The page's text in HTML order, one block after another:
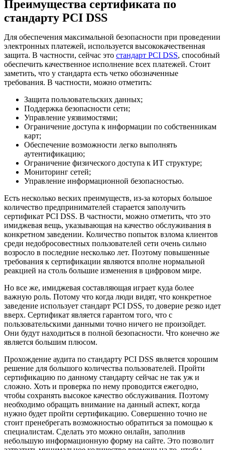
Преимущества сертификата по
стандарту PCI DSS
Для обеспечения максимальной безопасности при проведении
электронных платежей, используется высококачественная
защита. В частности, сейчас это cтандарт PCI DSS, способный
обеспечить качественное исполнение всех платежей. Стоит
заметить, что у стандарта есть четко обозначенные
требования. В частности, можно отметить:
Защита пользовательских данных;
Поддержка безопасности сети;
Управление уязвимостями;
Ограничение доступа к информации по собственникам
карт;
Обеспечение возможности легко выполнять
аутентификацию;
Ограничение физического доступа к ИТ структуре;
Мониторинг сетей;
Управление информационной безопасностью.
Есть несколько веских преимуществ, из-за которых большое
количество предпринимателей старается заполучить
сертификат PCI DSS. В частности, можно отметить, что это
имиджевая вещь, указывающая на качество обслуживания в
конкретном заведении. Количество попыток взлома клиентов
среди недобросовестных пользователей сети очень сильно
возросло в последние несколько лет. Поэтому повышенные
требования к сертификации являются вполне нормальной
реакцией на столь большие изменения в цифровом мире.
Но все же, имиджевая составляющая играет куда более
важную роль. Потому что когда люди видят, что конкретное
заведение использует стандарт PCI DSS, то доверие резко идет
вверх. Сертификат является гарантом того, что с
пользовательскими данными точно ничего не произойдет.
Они будут находиться в полной безопасности. Что конечно же
является большим плюсом.
Прохождение аудита по стандарту PCI DSS является хорошим
решение для большого количества пользователей. Пройти
сертификацию по данному стандарту сейчас не так уж и
сложно. Хоть и проверка по нему проводится ежегодно,
чтобы сохранять высокое качество обслуживания. Поэтому
необходимо обращать внимание на данный аспект, когда
нужно будет пройти сертификацию. Совершенно точно не
стоит пренебрегать возможностью обратиться за помощью к
специалистам. Сделать это можно онлайн, заполнив
небольшую информационную форму на сайте. Это позволит